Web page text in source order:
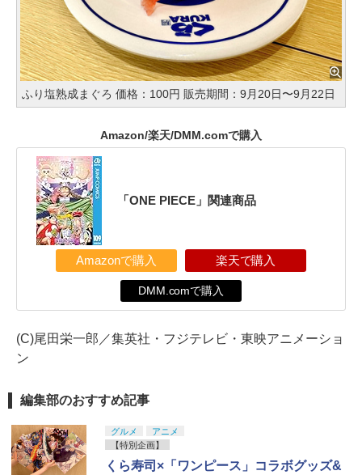
ふり塩熟成まぐろ 価格：100円 販売期間：9月20日〜9月22日
Amazon/楽天/DMM.comで購入
「ONE PIECE」関連商品
Amazonで購入 楽天で購入
DMM.comで購入
(C)尾田栄一郎／集英社・フジテレビ・東映アニメーショ
ン
編集部のおすすめ記事
グルメ
アニメ
【特別企画】
くら寿司×「ワンピース」コラボグッズ&